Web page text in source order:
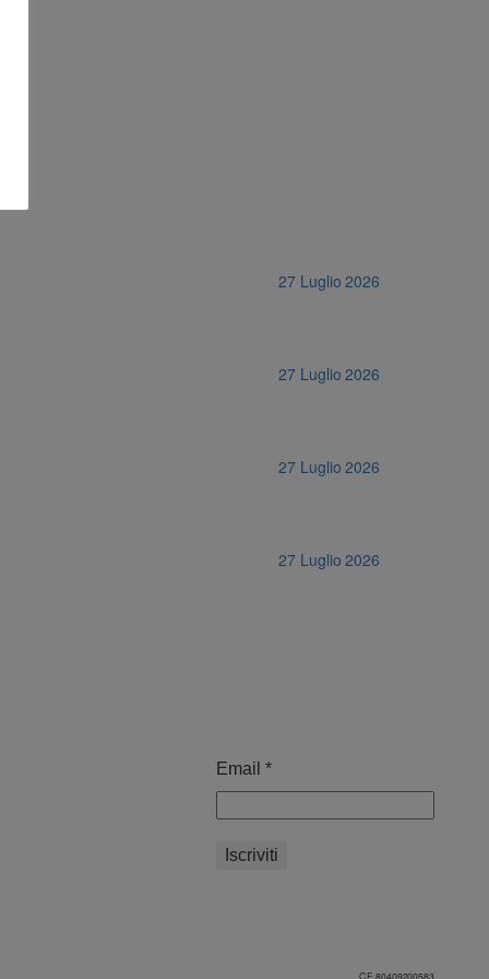
27 Luglio 2026
27 Luglio 2026
27 Luglio 2026
27 Luglio 2026
Email *
C.F. 80409200583